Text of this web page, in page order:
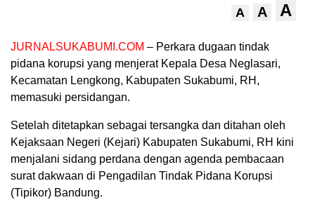
A A A
JURNALSUKABUMI.COM – Perkara dugaan tindak
pidana korupsi yang menjerat Kepala Desa Neglasari,
Kecamatan Lengkong, Kabupaten Sukabumi, RH,
memasuki persidangan.
Setelah ditetapkan sebagai tersangka dan ditahan oleh
Kejaksaan Negeri (Kejari) Kabupaten Sukabumi, RH kini
menjalani sidang perdana dengan agenda pembacaan
surat dakwaan di Pengadilan Tindak Pidana Korupsi
(Tipikor) Bandung.